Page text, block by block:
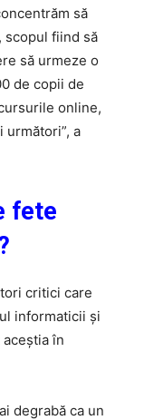
să
scopul fiind să
să urmeze o
de copii de
online,
următori”, a
fete
critici care
informaticii și
în
degrabă ca un